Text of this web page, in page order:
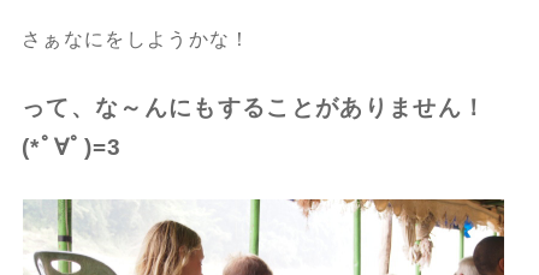
さぁなにをしようかな！
って、な～んにもすることがありません！
(*ﾟ∀ﾟ)=3